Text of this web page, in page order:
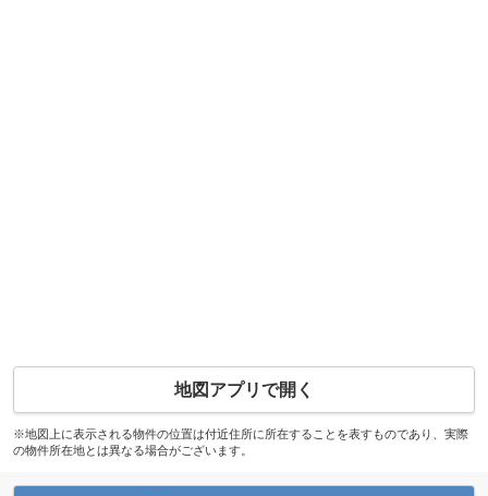
地図アプリで開く
※地図上に表示される物件の位置は付近住所に所在することを表すものであり、実際
の物件所在地とは異なる場合がございます。